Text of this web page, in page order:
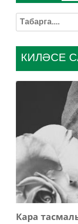
КИЛӘСЕ
Кара